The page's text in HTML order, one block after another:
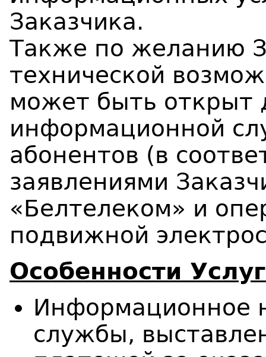
Заказчика.
Также по желанию
технической
может быть открыт
информационной
абонентов (в
заявлениями
«Белтелеком» и
подвижной
Особенности
Информационное
службы,